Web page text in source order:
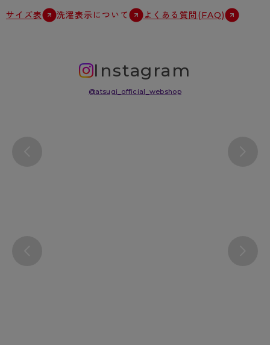
サイズ表 洗濯表示について よくある質問(FAQ)
Instagram
@atsugi_official_webshop